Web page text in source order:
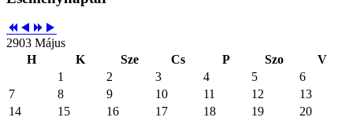
2903 Május
H
K Sze Cs P Szo
V
1
2 3 4 5
6
7
8 9 10 11 12
13
14
15 16 17 18 19
20